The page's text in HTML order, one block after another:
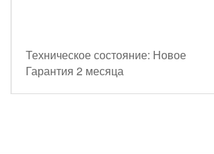
Техническое состояние: Новое
Гарантия 2 месяца